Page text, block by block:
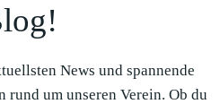
News und spannende
rund um unseren Verein. Ob du